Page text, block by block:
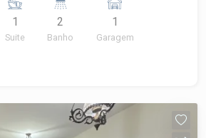
cozinha com gabinete ,
coberta.01 vaga de garagem
Localizada no bairro
1
Suite
2
Banho
1
Garagem